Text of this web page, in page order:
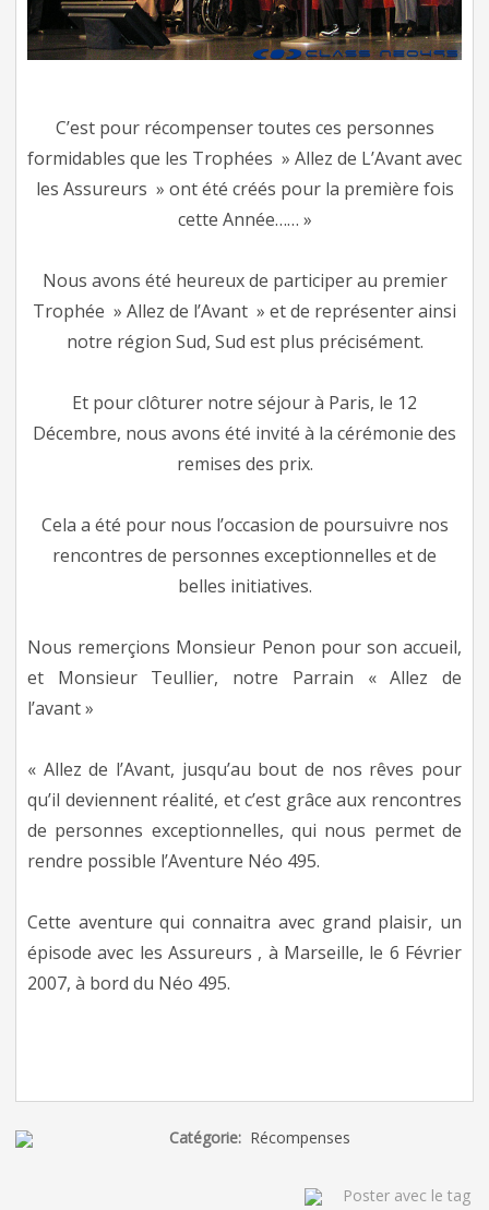
C’est pour récompenser toutes ces personnes
formidables que les Trophées » Allez de L’Avant avec
les Assureurs » ont été créés pour la première fois
cette Année…… »
Nous avons été heureux de participer au premier
Trophée » Allez de l’Avant » et de représenter ainsi
notre région Sud, Sud est plus précisément.
Et pour clôturer notre séjour à Paris, le 12
Décembre, nous avons été invité à la cérémonie des
remises des prix.
Cela a été pour nous l’occasion de poursuivre nos
rencontres de personnes exceptionnelles et de
belles initiatives.
Nous remerçions Monsieur Penon pour son accueil,
et Monsieur Teullier, notre Parrain « Allez de
l’avant »
« Allez de l’Avant, jusqu’au bout de nos rêves pour
qu’il deviennent réalité, et c’est grâce aux rencontres
de personnes exceptionnelles, qui nous permet de
rendre possible l’Aventure Néo 495.
Cette aventure qui connaitra avec grand plaisir, un
épisode avec les Assureurs , à Marseille, le 6 Février
2007, à bord du Néo 495.
Catégorie: Récompenses
Poster avec le tag